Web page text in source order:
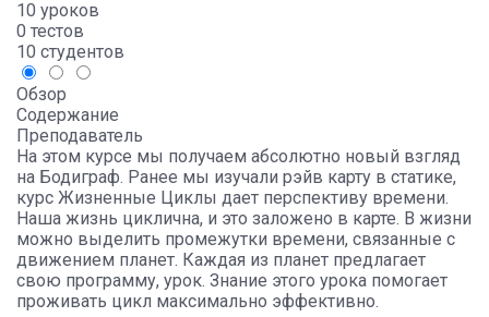
10 уроков
0 тестов
10 студентов
Обзор
Содержание
Преподаватель
На этом курсе мы получаем абсолютно новый взгляд
на Бодиграф. Ранее мы изучали рэйв карту в статике,
курс Жизненные Циклы дает перспективу времени.
Наша жизнь циклична, и это заложено в карте. В жизни
можно выделить промежутки времени, связанные с
движением планет. Каждая из планет предлагает
свою программу, урок. Знание этого урока помогает
проживать цикл максимально эффективно.